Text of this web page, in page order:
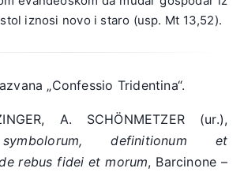
iznosi novo i staro (usp. Mt 13,52).
„Confessio Tridentina“.
A. SCHÖNMETZER (ur.),
definitionum et
rebus fidei et morum, Barcinone –